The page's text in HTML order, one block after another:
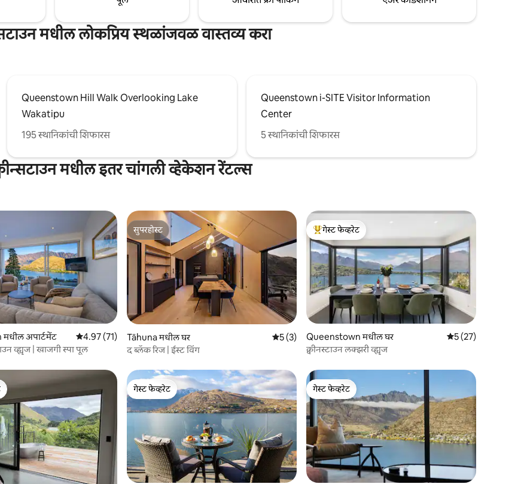
केलेले.
मधील लोकप्रिय स्थळांजवळ वास्तव्य करा
Queenstown Hill Walk Overlooking Lake
Wakatipu
195 स्थानिकांची शिफारस
Queenstown i-SITE Visitor Information
Center
5 स्थानिकांची शिफारस
मधील इतर चांगली व्हेकेशन रेंटल्स
अपार्टमेंट 5 पैकी 4.97 सरासरी रेटिंग, 71 रिव्ह्यूज
4.97 (71)
व्ह्यूज | खाजगी स्पा पूल
सुपरहोस्ट
सुपरहोस्ट
Tāhuna मधील घर 5 पैकी 5 सरासरी रेटिंग, 3 रिव्ह्यूज
5 (3)
द ब्लॅक रिज | ईस्ट विंग
टॉप गेस्ट फेव्हरेट
गेस्ट फेव्हरेट
Queenstown मधील घर 5 पैकी 5 सरासरी रेटिंग,
5 (27)
क्वीनस्टाउन लक्झरी व्ह्यूज
गेस्ट फेव्हरेट
गेस्ट फेव्हरेट
गेस्ट फेव्हरेट
गेस्ट फेव्हरेट